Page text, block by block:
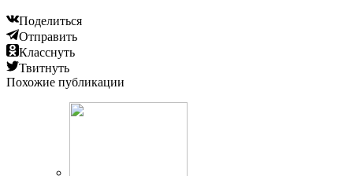
Поделиться
Отправить
Класснуть
Твитнуть
Похожие публикации